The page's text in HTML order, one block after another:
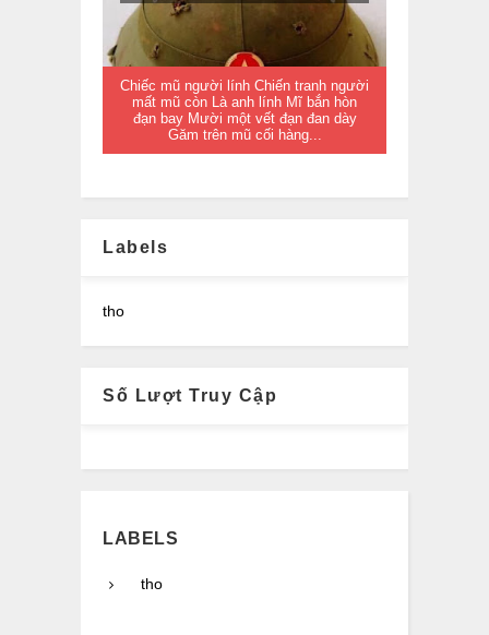
Chiếc mũ người lính Chiến tranh người
mất mũ còn Là anh lính Mĩ bắn hòn
đạn bay Mười một vết đạn đan dày
Găm trên mũ cối hàng...
Labels
tho
Số Lượt Truy Cập
LABELS
tho